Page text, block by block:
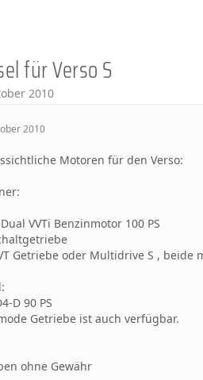
für Verso S
2010
2010
Motoren für den Verso:
VVTi Benzinmotor 100 PS
Getriebe oder Multidrive S , beide
D 90 PS
Getriebe ist auch verfügbar.
ohne Gewähr